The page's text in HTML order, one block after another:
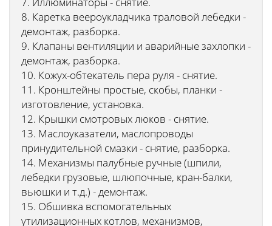
8. Каретка веероукладчика траловой лебедки -
демонтаж, разборка.
9. Клапаны вентиляции и аварийные захлопки -
демонтаж, разборка.
10. Кожух-обтекатель пера руля - снятие.
11. Кронштейны простые, скобы, планки -
изготовление, установка.
12. Крышки смотровых люков - снятие.
13. Маслоуказатели, маслопроводы
принудительной смазки - снятие, разборка.
14. Механизмы палубные ручные (шпили,
лебедки грузовые, шлюпочные, кран-балки,
вьюшки и т.д.) - демонтаж.
15. Обшивка вспомогательных
утилизационных котлов, механизмов,